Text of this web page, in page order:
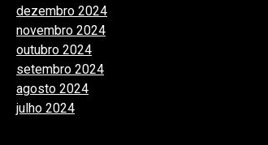
dezembro 2024
novembro 2024
outubro 2024
setembro 2024
agosto 2024
julho 2024